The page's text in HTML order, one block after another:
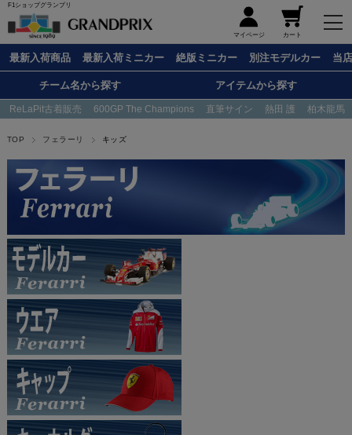
F1ショップグランプリ
マイページ カート
最新入荷商品 最新入荷ミニカー 絶版ミニカー 別注モデルカー 当
チーム名から探す アイテムから探す
ReLaPit古着販売 600GP The Champions 直筆サイン 熱田 護 柏木龍馬
TOP フェラーリ キッズ